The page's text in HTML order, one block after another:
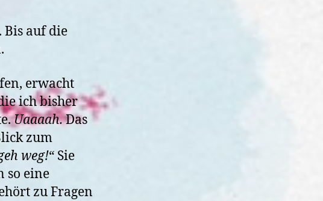
Bis auf die
erwacht
ich bisher
Uaaaah.Das
zum
weg!“ Sie
so eine
zu Fragen